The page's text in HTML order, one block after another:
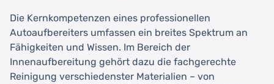
Die Kernkompetenzen eines professionellen
Autoaufbereiters umfassen ein breites Spektrum an
Fähigkeiten und Wissen. Im Bereich der
Innenaufbereitung gehört dazu die fachgerechte
Reinigung verschiedenster Materialien – von